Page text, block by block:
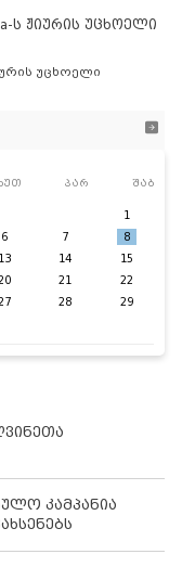
ს ჟიურის უცხოელი
უცხოელი
პარ შაბ
1
6 7
8
13 14
15
21
22
28
29
კამპანია